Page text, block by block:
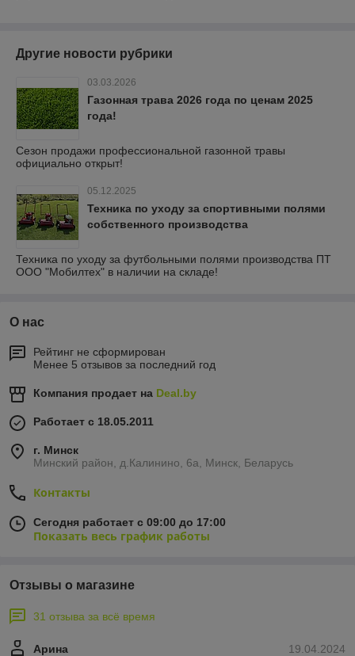
Другие новости рубрики
03.03.2026
Газонная трава 2026 года по ценам 2025
года!
Сезон продажи профессиональной газонной травы
официально открыт!
05.12.2025
Техника по уходу за спортивными полями
собственного производства
Техника по уходу за футбольными полями производства ПТ
ООО "Мобилтех" в наличии на складе!
О нас
Рейтинг не сформирован
Менее 5 отзывов за последний год
Компания продает на Deal.by
Работает с 18.05.2011
г. Минск
Минский район, д.Калинино, 6а, Минск, Беларусь
Контакты
Сегодня работает с 09:00 до 17:00
Показать весь график работы
Отзывы о магазине
31 отзыва за всё время
19.04.2024
Арина